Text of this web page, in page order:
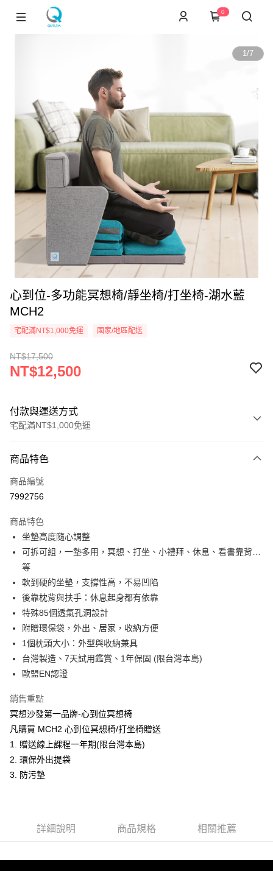
0
1/7
心到位-多功能冥想椅/靜坐椅/打坐椅-湖水藍
MCH2
宅配滿NT$1,000免運 國家/地區配送
NT$17,500
NT$12,500
付款與運送方式
宅配滿NT$1,000免運
信用卡一次付款
信用卡分期付款
合作金庫商業銀行
華南商業銀行
上海商業儲蓄銀行
台北富邦商業銀行
國泰世華商業銀行
臺灣中小企業銀行
台中商業銀行
匯豐（台灣）商業銀行
華泰商業銀行
聯邦商業銀行
遠東國際商業銀行
元大商業銀行
玉山商業銀行
星展（台灣）商業銀行
台新國際商業銀行
台灣樂天信用卡公司
6 期 0 利率 每期
華南商業銀行
彰化商業銀行
上海商業儲蓄銀行
國泰世華商業銀行
兆豐國際商業銀行
臺灣中小企業銀行
台中商業銀行
匯豐（台灣）商業銀行
聯邦商業銀行
遠東國際商業銀行
元大商業銀行
永豐商業銀行
玉山商業銀行
台新國際商業銀行
中國信託商業銀行
台灣樂天信用卡公司
LINE Pay
Apple Pay
ATM付款
運送方式
台灣-本島宅配-滿$1000免運費
每筆NT$65，滿NT$1,000(含以上)免運費
每筆NT$300
美國/加拿大/澳洲/紐西蘭/英國
馬來西亞/新加坡/泰國
商品特色
商品編號
7992756
商品特色
坐墊高度隨心調整
可拆可組，一墊多用，冥想、打坐、小禮拜、休息、看書靠背…
等
軟到硬的坐墊，支撐性高，不易凹陷
後靠枕背與扶手：休息起身都有依靠
特殊85個透氣孔洞設計
附贈環保袋，外出、居家，收納方便
1個枕頭大小：外型與收納兼具
台灣製造、7天試用鑑賞、1年保固 (限台灣本島)
歐盟EN認證
銷售重點
冥想沙發第一品牌-心到位冥想椅
凡購買 MCH2 心到位冥想椅/打坐椅贈送
1. 贈送線上課程一年期(限台灣本島)
2. 環保外出提袋
3. 防污墊
詳細說明 商品規格 相關推薦